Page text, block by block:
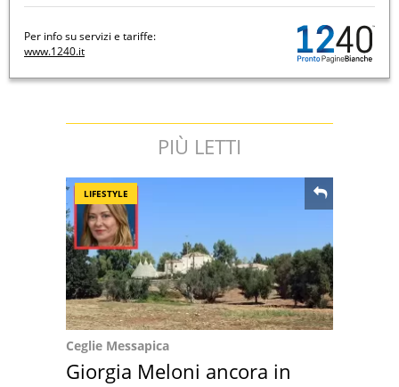
Per info su servizi e tariffe:
www.1240.it
PIÙ LETTI
LIFESTYLE
Ceglie Messapica
Giorgia Meloni ancora in